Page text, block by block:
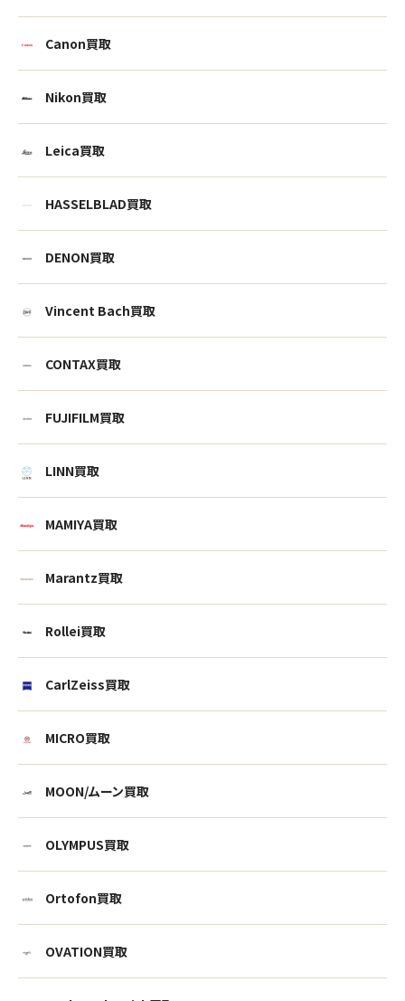
ウェブから1分
かんたん査定見積
フリーダイヤル
Canon買取
Nikon買取
Leica買取
HASSELBLAD買取
DENON買取
Vincent Bach買取
CONTAX買取
FUJIFILM買取
LINN買取
MAMIYA買取
Marantz買取
Rollei買取
CarlZeiss買取
MICRO買取
MOON/ムーン買取
OLYMPUS買取
Ortofon買取
OVATION買取